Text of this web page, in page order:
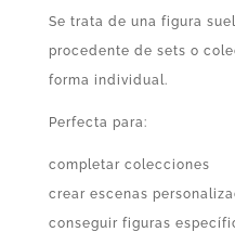
Se trata de una figura
procedente de sets o
forma individual.
Perfecta para:
completar colecciones
crear escenas
conseguir figuras